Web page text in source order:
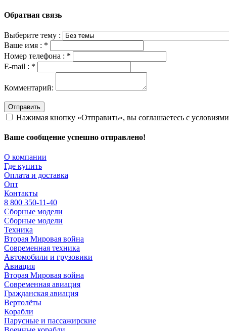
Обратная связь
Выберите тему :
Ваше имя : *
Номер телефона : *
E-mail : *
Комментарий:
Отправить
Нажимая кнопку «Отправить», вы соглашаетесь с условиями
Ваше сообщение успешно отправлено!
О компании
Где купить
Оплата и доставка
Опт
Контакты
8 800 350-11-40
Сборные модели
Сборные модели
Техника
Вторая Мировая война
Современная техника
Автомобили и грузовики
Авиация
Вторая Мировая война
Современная авиация
Гражданская авиация
Вертолёты
Корабли
Парусные и пассажирские